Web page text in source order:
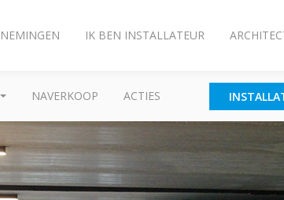
IK BEN INSTALLATEUR
NAVERKOOP ACTIES